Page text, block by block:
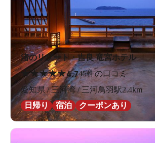
渚のリゾート・吉良 竜宮ホテル
★★★★★4.745件の口コミ
愛知県 / 三河湾 / 三河鳥羽駅2.4km
日帰り
宿泊 クーポンあり